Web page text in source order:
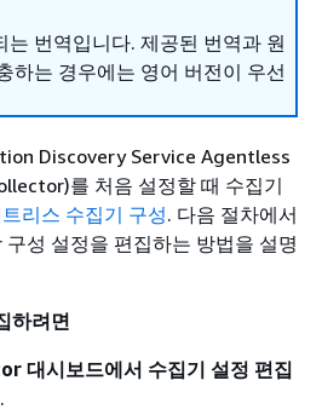
는 번역입니다. 제공된 번역과 원
하는 경우에는 영어 버전이 우선
Discovery Service Agentless
를 처음 설정할 때 수집기
리스 수집기 구성. 다음 절차에서
성 설정을 편집하는 방법을 설명
하려면
대시보드에서 수집기 설정 편집